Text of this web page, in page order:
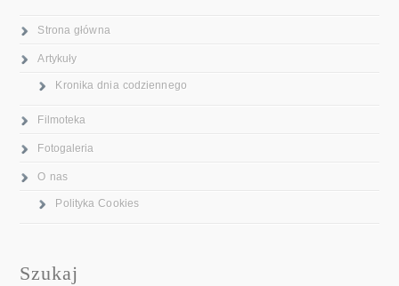
Strona główna
Artykuły
Kronika dnia codziennego
Filmoteka
Fotogaleria
O nas
Polityka Cookies
Szukaj